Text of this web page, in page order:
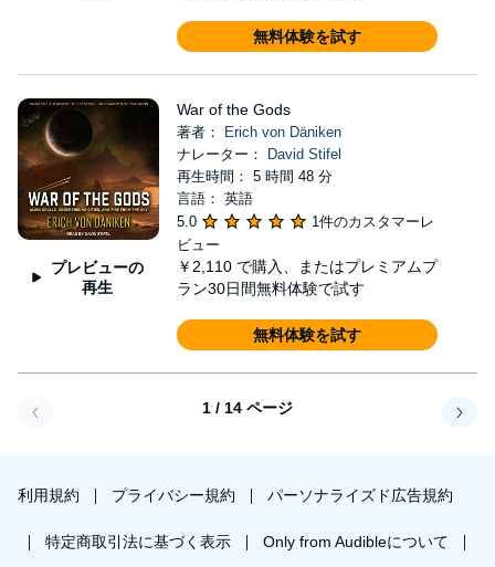
無料体験を試す
プレビューの
再生
War of the Gods
著者：
Erich von Däniken
ナレーター：
David Stifel
再生時間： 5 時間 48 分
言語： 英語
5.0
1件のカスタマーレ
ビュー
￥2,110 で購入、またはプレミアムプ
ラン30日間無料体験で試す
無料体験を試す
1 / 14 ページ
利用規約 プライバシー規約 パーソナライズド広告規約
特定商取引法に基づく表示 Only from Audibleについて